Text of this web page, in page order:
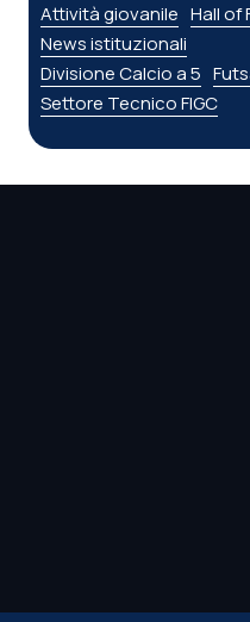
Attività giovanile Hall of
News istituzionali
Divisione Calcio a 5
Settore Tecnico FIGC